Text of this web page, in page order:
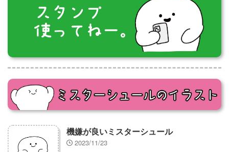
機嫌が良いミスターシュール
2023/11/23